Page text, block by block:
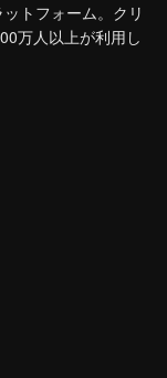
トフォーム。クリ
万人以上が利用し